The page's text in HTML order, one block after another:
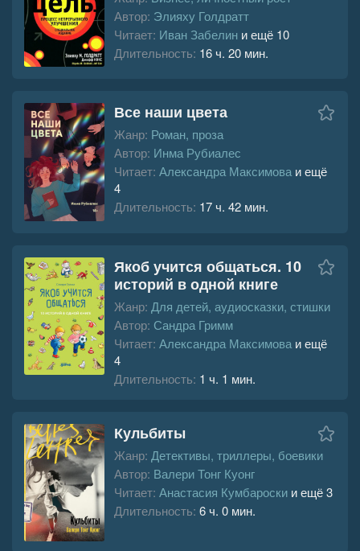
Автор: Элияху Голдратт
Читает: Иван Забелин и ещё 10
Длительность: 16 ч. 20 мин.
Все наши цвета
Жанр: Роман, проза
Автор: Инма Рубиалес
Читает: Александра Максимова и ещё
4
Длительность: 17 ч. 42 мин.
Якоб учится общаться. 10
историй в одной книге
Жанр: Для детей, аудиосказки, стишки
Автор: Сандра Гримм
Читает: Александра Максимова и ещё
4
Длительность: 1 ч. 1 мин.
Кульбиты
Жанр: Детективы, триллеры, боевики
Автор: Валери Тонг Куонг
Читает: Анастасия Кумбароски и ещё 3
Длительность: 6 ч. 0 мин.